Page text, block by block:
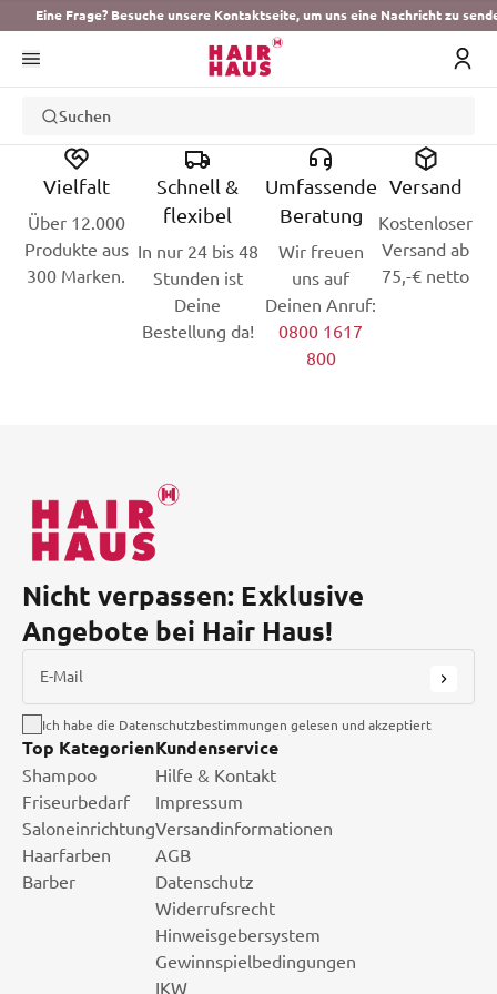
Eine Frage? Besuche unsere Kontaktseite, um uns eine Nachricht zu
Suchen
Vielfalt
Über 12.000
Produkte aus
300 Marken.
Schnell &
flexibel
In nur 24 bis 48
Stunden ist
Deine
Bestellung da!
Umfassende
Beratung
Wir freuen
uns auf
Deinen Anruf:
0800 1617
800
Versand
Kostenloser
Versand ab
75,-€ netto
Nicht verpassen: Exklusive
Angebote bei Hair Haus!
E-Mail
Ich habe die Datenschutzbestimmungen gelesen und akzeptiert
Top Kategorien
Shampoo
Friseurbedarf
Saloneinrichtung
Haarfarben
Barber
Kundenservice
Hilfe & Kontakt
Impressum
Versandinformationen
AGB
Datenschutz
Widerrufsrecht
Hinweisgebersystem
Gewinnspielbedingungen
IKW